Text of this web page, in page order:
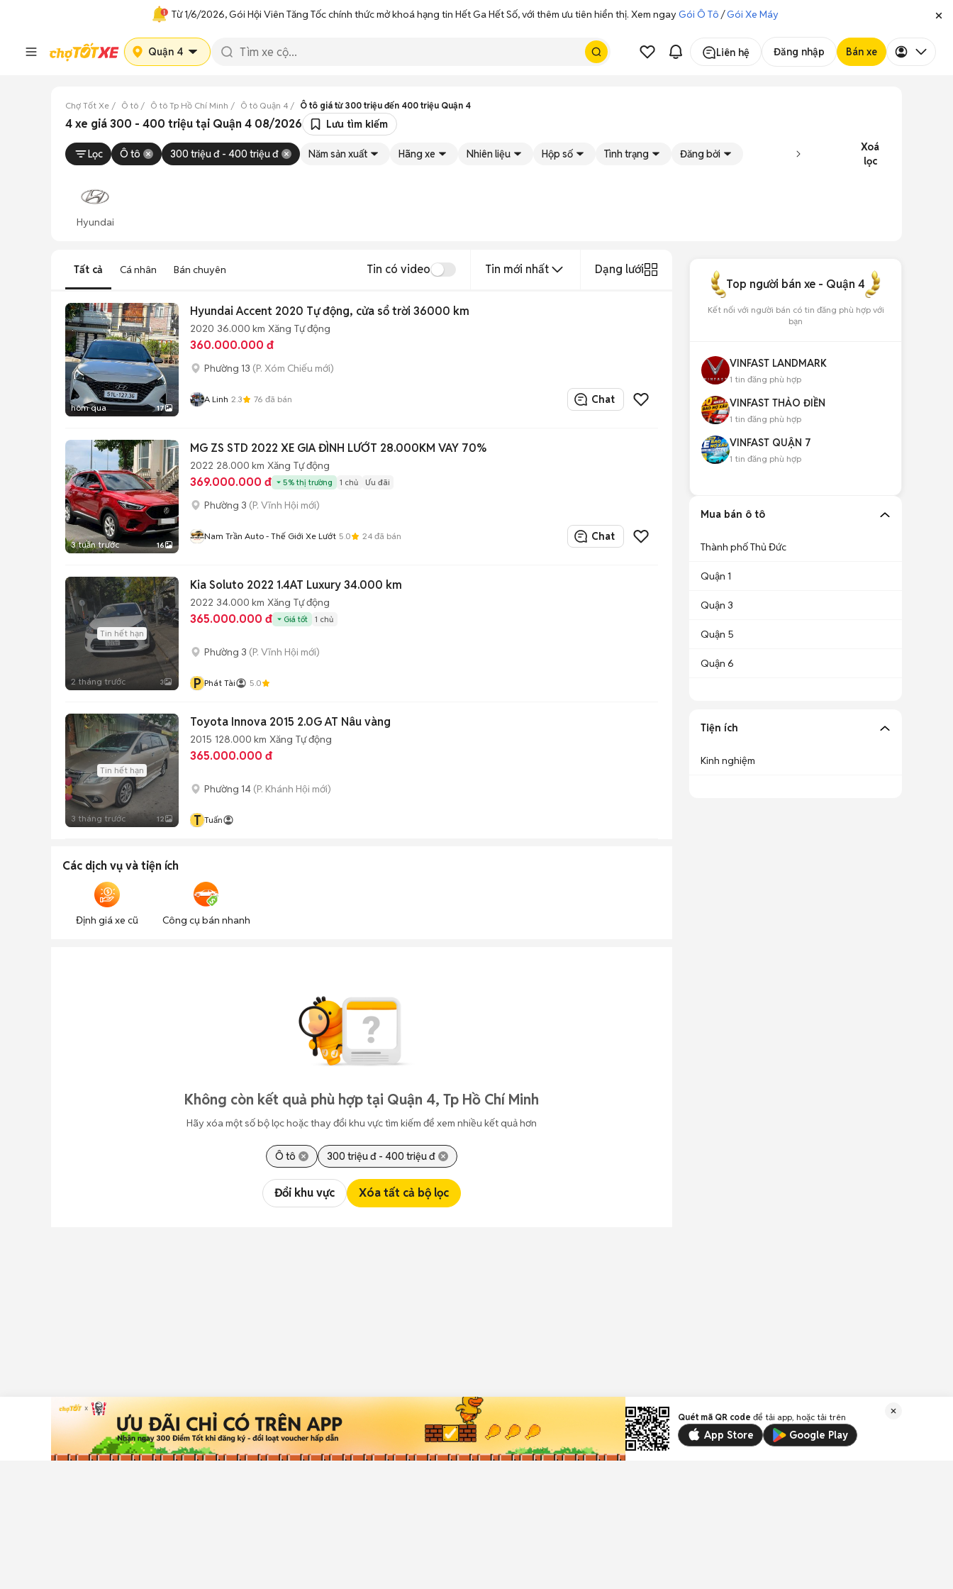
Từ 1/6/2026, Gói Hội Viên Tăng Tốc chính thức mở khoá hạng tin Hết Ga Hết Số, với thêm ưu tiên hiển thị. Xem ngayGói Ô Tô /Gói Xe Máy
Quận 4 Liên hệ Đăng nhập Bán xe
Chợ Tốt Xe Ô tô Ô tô Tp Hồ Chí Minh Ô tô Quận 4 Ô tô giá từ 300 triệu đến 400 triệu Quận 4
4 xe giá 300 - 400 triệu tại Quận 4 08/2026 Lưu tìm kiếm
Lọc Ô tô 300 triệu đ - 400 triệu đ Năm sản xuất Hãng xe Nhiên liệu Hộp số Tình trạng Đăng bởi
Xoá
lọc
Hyundai
Tất cả Cá nhân Bán chuyên Tin có video Tin mới nhất Dạng lưới
hôm qua 17
Hyundai Accent 2020 Tự động, cửa sổ trời 36000 km
2020 36.000 km Xăng Tự động
360.000.000 đ
Phường 13 (P. Xóm Chiếu mới)
A Linh 2.3 76 đã bán Chat
3 tuần trước 16
MG ZS STD 2022 XE GIA ĐÌNH LƯỚT 28.000KM VAY 70%
2022 28.000 km Xăng Tự động
369.000.000 đ 5% thị trường 1 chủ Ưu đãi
Phường 3 (P. Vĩnh Hội mới)
Nam Trần Auto - Thế Giới Xe Lướt 5.0 24 đã bán Chat
Tin hết hạn
2 tháng trước 3
Kia Soluto 2022 1.4AT Luxury 34.000 km
2022 34.000 km Xăng Tự động
365.000.000 đ Giá tốt 1 chủ
Phường 3 (P. Vĩnh Hội mới)
P Phát Tài 5.0
Tin hết hạn
3 tháng trước 12
Toyota Innova 2015 2.0G AT Nâu vàng
2015 128.000 km Xăng Tự động
365.000.000 đ
Phường 14 (P. Khánh Hội mới)
T Tuấn
Các dịch vụ và tiện ích
Định giá xe cũ Công cụ bán nhanh
Không còn kết quả phù hợp tại Quận 4, Tp Hồ Chí Minh
Hãy xóa một số bộ lọc hoặc thay đổi khu vực tìm kiếm để xem nhiều kết quả hơn
Ô tô 300 triệu đ - 400 triệu đ
Đổi khu vực Xóa tất cả bộ lọc
Top người bán xe - Quận 4
Kết nối với người bán có tin đăng phù hợp với
bạn
VINFAST LANDMARK
1 tin đăng phù hợp
VINFAST THẢO ĐIỀN
1 tin đăng phù hợp
VINFAST QUẬN 7
1 tin đăng phù hợp
Mua bán ô tô
Thành phố Thủ Đức
Quận 1
Quận 3
Quận 5
Quận 6
Tiện ích
Kinh nghiệm
Quét mã QR code để tải app, hoặc tải trên
App Store Google Play